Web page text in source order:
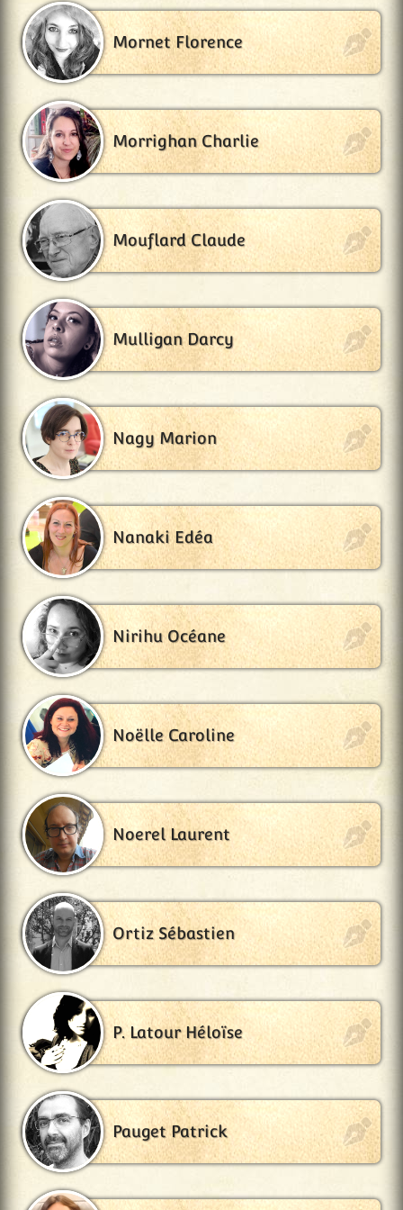
Mornet Florence
Morrighan Charlie
Mouflard Claude
Mulligan Darcy
Nagy Marion
Nanaki Edéa
Nirihu Océane
Noëlle Caroline
Noerel Laurent
Ortiz Sébastien
P. Latour Héloïse
Pauget Patrick